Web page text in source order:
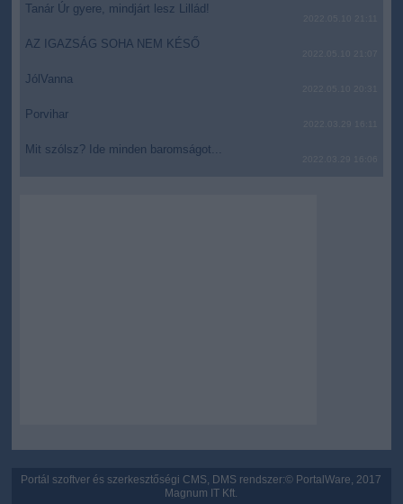
Tanár Úr gyere, mindjárt lesz Lillád!
AZ IGAZSÁG SOHA NEM KÉSŐ
JólVanna
Porvihar
Mit szólsz? Ide minden baromságot...
Portál szoftver és szerkesztőségi CMS, DMS rendszer:© PortalWare, 2017
Magnum IT Kft.